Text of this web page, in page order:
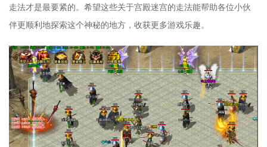
走法才是最要紧的。希望这些关于宫殿迷宫的走法能帮助各位小伙
伴更顺利地探索这个神秘的地方，收获更多游戏乐趣。